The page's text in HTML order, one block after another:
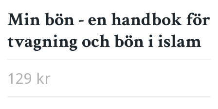
Min bön - en handbok för
tvagning och bön i islam
129 kr